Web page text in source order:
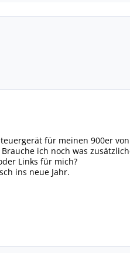
für meinen 900er
ich noch was
Links für mich?
ins neue Jahr.